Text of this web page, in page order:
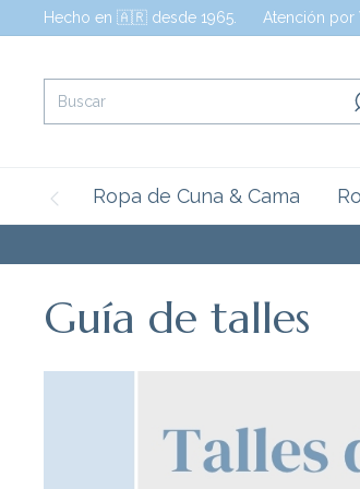
Hecho en 🇦🇷 desde 1965. Atención por
Ropa de Cuna & Cama
Guía de talles